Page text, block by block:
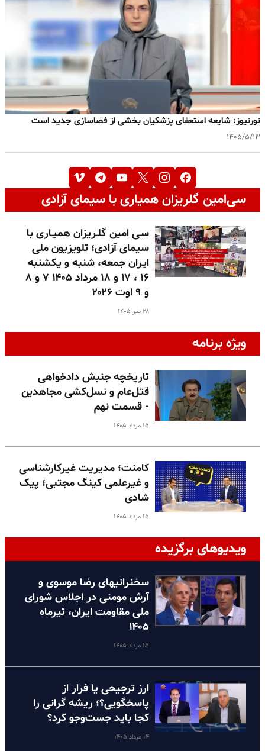
نورنیوز: شایعه استعفای پزشکیان بخشی از فضاسازی جدید است
۱۴۰۵/۵/۱۳
سی‌امین گلریزان همیاری با سیمای آزادی
سـی امین گلـریزان همیـاری با
سیمای آزادی؛ تلویزیون ملی
ایران جمعه، شنبه و یکشنبه
۱۶ ، ۱۷ و ۱۸ مرداد ۱۴۰۵ ۷ و ۸
و ۹ اوت ۲۰۲۶
۲۸ تیر ۱۴۰۵
ویژه برنامه
تاریخچه جنبش دادخواهی
قتل‌عام و نسل‌کشی مجاهدین
- قسمت نهم
۱۵ مرداد ۱۴۰۵
کامنت؛ مدیریت غیرکارشناسی
و غیرعلمی کینگ مجتبی؛ پیک
شادی
۱۵ مرداد ۱۴۰۵
ویدیوهای برگزیده
سخنرانیهای رضا موسوی و
آرش مومنی در اجلاس شورای
ملی مقاومت ایران، تیرماه
۱۴۰۵
۱۵ مرداد ۱۴۰۵
ارز ترجیحی یا فرار از
پاسخگویی؟؛ ریشه گرانی را
کجا باید جست‌وجو کرد؟
۱۴ مرداد ۱۴۰۵